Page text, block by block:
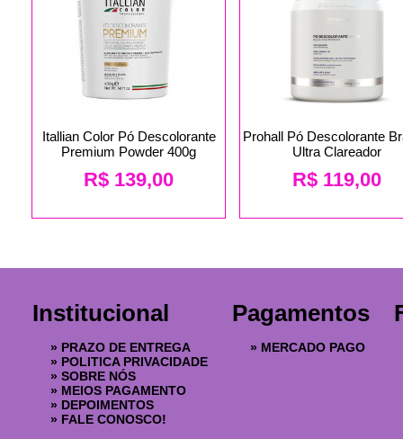
Itallian Color Pó Descolorante
Premium Powder 400g
R$ 139,00
Prohall Pó Descolorante
Ultra Clareador
R$ 119,00
Institucional
» PRAZO DE ENTREGA
» POLITICA PRIVACIDADE
» SOBRE NÓS
» MEIOS PAGAMENTO
» DEPOIMENTOS
» FALE CONOSCO!
Pagamentos
» MERCADO PAGO